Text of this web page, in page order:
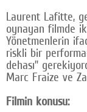
Laurent Lafitte,
oynayan filmde
Yönetmenlerin
riskli bir
dehası”
Marc Fraize ve
Filmin konusu: